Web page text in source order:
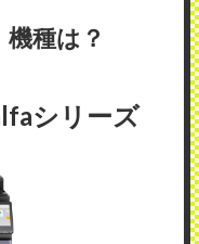
種は？
シリーズ